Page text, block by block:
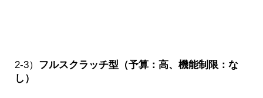
2-3） フルスクラッチ型（予算：高、機能制限：な
し）